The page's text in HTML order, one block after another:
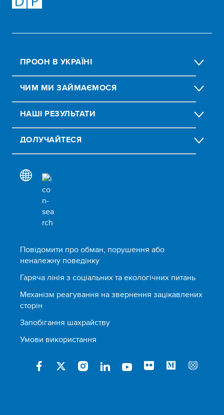
ПРООН В УКРАЇНІ
ЧИМ МИ ЗАЙМАЄМОСЯ
НАШІ РЕЗУЛЬТАТИ
ДОЛУЧАЙТЕСЯ
Повідомити про обман, порушення або
неналежну поведінку
Гаряча лінія з соціальних та екологічних питань
Механізм реагування на звернення зацікавлених
сторін
Запобігання шахрайству
Умови використання